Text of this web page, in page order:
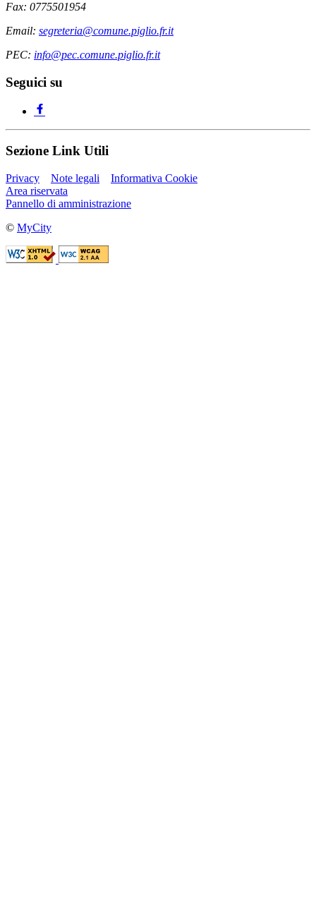
Fax: 0775501954
Email: segreteria@comune.piglio.fr.it
PEC: info@pec.comune.piglio.fr.it
Seguici su
Sezione Link Utili
Privacy Note legali
Informativa Cookie
Area riservata
Pannello di amministrazione
© MyCity